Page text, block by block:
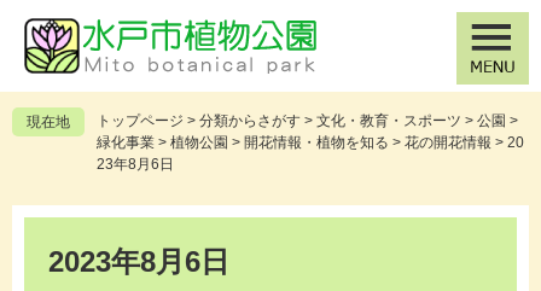
の
先
頭
ー
を
飛
現在地 トップページ > 分類からさがす > 文化・教育・スポーツ > 公園 >
緑化事業 > 植物公園 > 開花情報・植物を知る > 花の開花情報 > 20
23年8月6日
2023年8月6日